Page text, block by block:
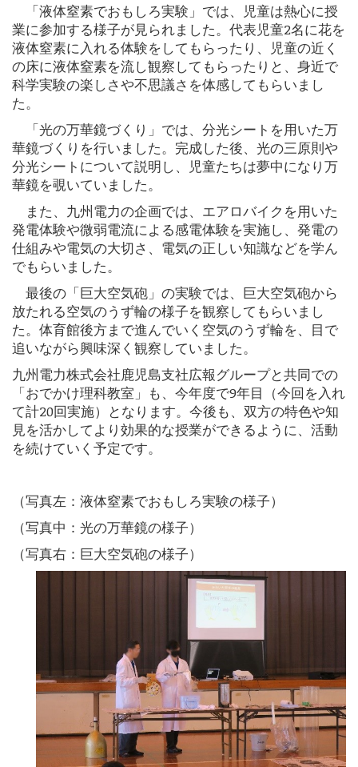
「液体窒素でおもしろ実験」では、児童は熱心に授
業に参加する様子が見られました。代表児童2名に花を
液体窒素に入れる体験をしてもらったり、児童の近く
の床に液体窒素を流し観察してもらったりと、身近で
科学実験の楽しさや不思議さを体感してもらいまし
た。
「光の万華鏡づくり」では、分光シートを用いた万
華鏡づくりを行いました。完成した後、光の三原則や
分光シートについて説明し、児童たちは夢中になり万
華鏡を覗いていました。
また、九州電力の企画では、エアロバイクを用いた
発電体験や微弱電流による感電体験を実施し、発電の
仕組みや電気の大切さ、電気の正しい知識などを学ん
でもらいました。
最後の「巨大空気砲」の実験では、巨大空気砲から
放たれる空気のうず輪の様子を観察してもらいまし
た。体育館後方まで進んでいく空気のうず輪を、目で
追いながら興味深く観察していました。
九州電力株式会社鹿児島支社広報グループと共同での
「おでかけ理科教室」も、今年度で9年目（今回を入れ
て計20回実施）となります。今後も、双方の特色や知
見を活かしてより効果的な授業ができるように、活動
を続けていく予定です。
（写真左：液体窒素でおもしろ実験の様子）
（写真中：光の万華鏡の様子）
（写真右：巨大空気砲の様子）